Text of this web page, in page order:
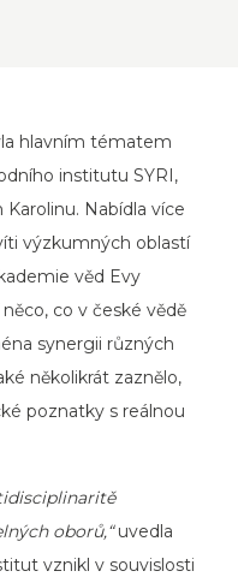
hlavním tématem
institutu SYRI,
Nabídla více
výzkumných oblastí
věd Evy
co v české vědě
synergii různých
několikrát zaznělo,
poznatky s reálnou
oborů,“uvedla
vznikl v souvislosti